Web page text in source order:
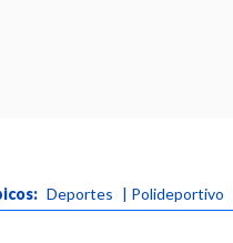
Deportes | Polideportivo